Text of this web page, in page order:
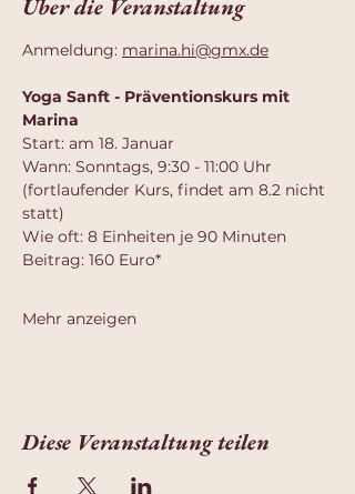
Über die Veranstaltung
Anmeldung: marina.hi@gmx.de
Yoga Sanft - Präventionskurs mit
Marina
Start: am 18. Januar
Wann: Sonntags, 9:30 - 11:00 Uhr
(fortlaufender Kurs, findet am 8.2 nicht
statt)
Wie oft: 8 Einheiten je 90 Minuten
Beitrag: 160 Euro*
Mehr anzeigen
Diese Veranstaltung teilen